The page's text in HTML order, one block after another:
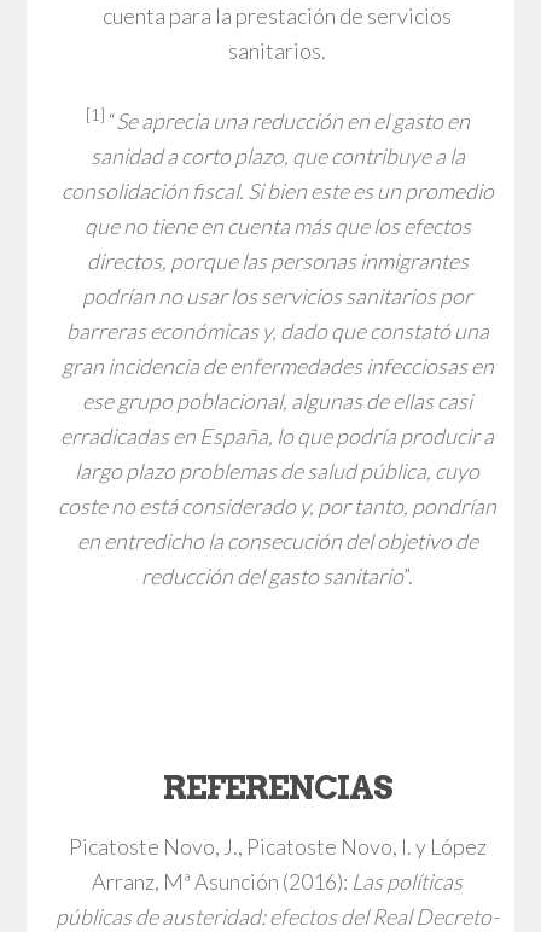
cuenta para la prestación de servicios
sanitarios.
[1] “Se aprecia una reducción en el gasto en
sanidad a corto plazo, que contribuye a la
consolidación fiscal. Si bien este es un promedio
que no tiene en cuenta más que los efectos
directos, porque las personas inmigrantes
podrían no usar los servicios sanitarios por
barreras económicas y, dado que constató una
gran incidencia de enfermedades infecciosas en
ese grupo poblacional, algunas de ellas casi
erradicadas en España, lo que podría producir a
largo plazo problemas de salud pública, cuyo
coste no está considerado y, por tanto, pondrían
en entredicho la consecución del objetivo de
reducción del gasto sanitario”.
REFERENCIAS
Picatoste Novo, J., Picatoste Novo, I. y López
Arranz, Mª Asunción (2016): Las políticas
públicas de austeridad: efectos del Real Decreto-